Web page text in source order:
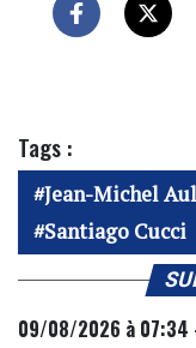
Tags :
Jean-Michel
Santiago Cucci
09/08/2026 à 07:34